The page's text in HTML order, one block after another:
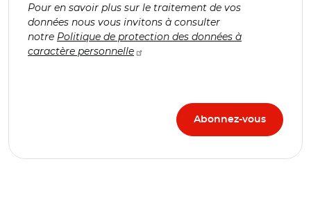
Pour en savoir plus sur le traitement de vos
données nous vous invitons à consulter
notre Politique de protection des données à
caractère personnelle